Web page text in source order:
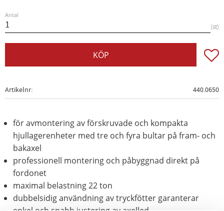
Antal
st
KÖP
Artikelnr 440.0650
för avmontering av förskruvade och kompakta
hjullagerenheter med tre och fyra bultar på fram- och
bakaxel
professionell montering och påbyggnad direkt på
fordonet
maximal belastning 22 ton
dubbelsidig användning av tryckfötter garanterar